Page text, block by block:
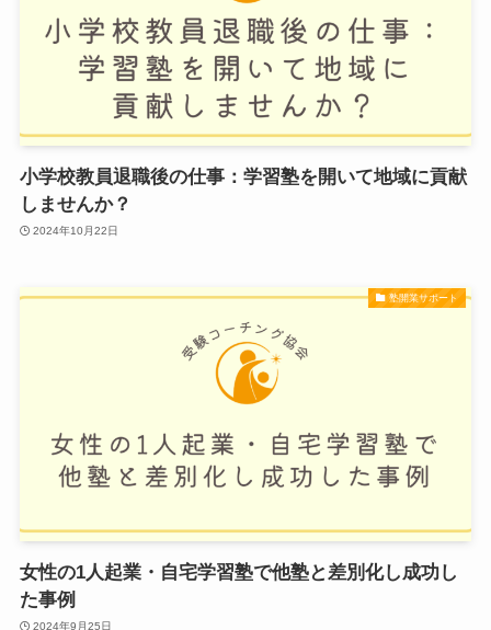
小学校教員退職後の仕事：学習塾を開いて地域に貢献
しませんか？
2024年10月22日
塾開業サポート
女性の1人起業・自宅学習塾で他塾と差別化し成功し
た事例
2024年9月25日